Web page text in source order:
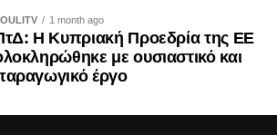
χρηματοδοτείται ή
με σκοπό την εκλογική ή πολιτική
συνέπειες και
1 month ago
Η Κυπριακή Προεδρία της ΕΕ
με ουσιαστικό και
έργο